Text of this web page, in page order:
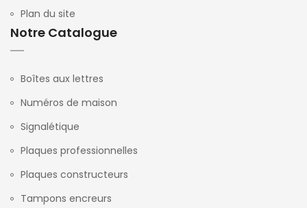
Plan du site
Notre Catalogue
Boîtes aux lettres
Numéros de maison
Signalétique
Plaques professionnelles
Plaques constructeurs
Tampons encreurs